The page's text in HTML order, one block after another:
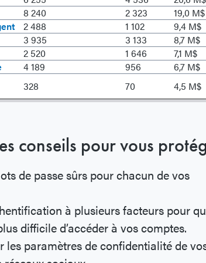
8 240 2 323
19,0 M$
2 488 1 102
9,4 M$
3 935 3 133
8,7 M$
2 520 1 646
7,1 M$
4 189 956
6,7 M$
328 70 4,5 M$
conseils pour vous
de passe sûrs pour chacun de vos
à plusieurs facteurs pour
difficile d’accéder à vos comptes.
les paramètres de confidentialité de